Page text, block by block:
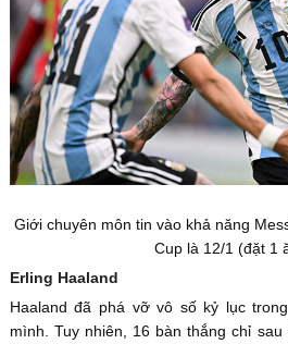
Giới chuyên môn tin vào khả năng
Cup là 12/1 (đặt 1
Erling Haaland
Haaland đã phá vỡ vô số kỷ lục
mình. Tuy nhiên, 16 bàn thắng chỉ